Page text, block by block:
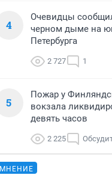
4
Очевидцы
черном дыме на
Петербурга
2 727 1
5
Пожар у
вокзала
девять часов
2 225
МНЕНИЕ